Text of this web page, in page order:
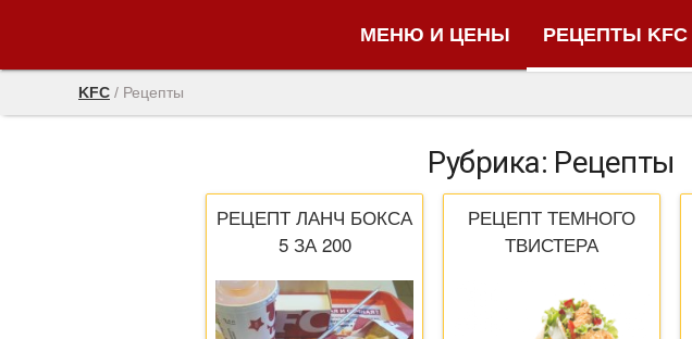
МЕНЮ И ЦЕНЫ РЕЦЕПТЫ KFC
KFC / Рецепты
Рубрика: Рецепты
РЕЦЕПТ ЛАНЧ БОКСА
5 ЗА 200
РЕЦЕПТ ТЕМНОГО
ТВИСТЕРА